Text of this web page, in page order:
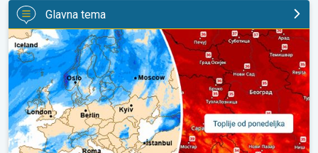
Glavna tema
Početkom naredne sedmice ponovo toplije. Nastavlja se sušni